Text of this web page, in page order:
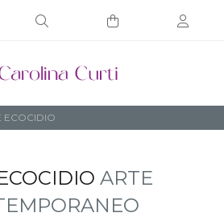
ECOCIDIO
ARTE